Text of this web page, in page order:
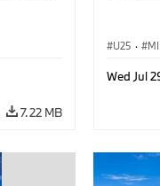
7.22 MB
U25 ·
Wed Jul